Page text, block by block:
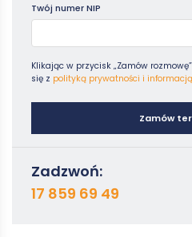
Twój numer NIP
Klikając w przycisk „Zamów
się z polityką prywatności i
Zamów
Zadzwoń:
17 859 69 49